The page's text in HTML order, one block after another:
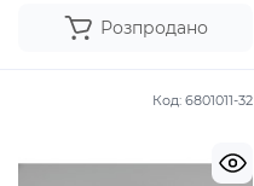
Розпродано
Код: 6801011-32